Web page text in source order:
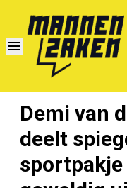
Demi van
deelt
sportpakje